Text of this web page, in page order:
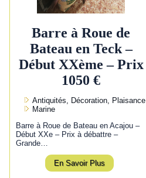
Barre à Roue de
Bateau en Teck –
Début XXème – Prix
1050 €
Antiquités, Décoration, Plaisance
Marine
Barre à Roue de Bateau en Acajou –
Début XXe – Prix à débattre –
Grande…
En Savoir Plus